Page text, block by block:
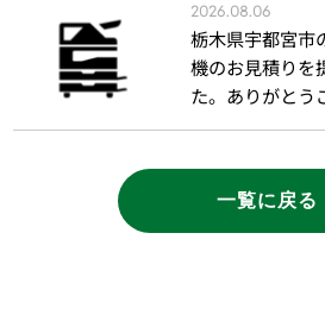
2026.08.06
栃木県宇都宮市
機のお見積りを
た。ありがとう
一覧に戻る